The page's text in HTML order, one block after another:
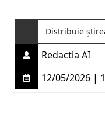
Distribuie
Redactia AI
12/05/2026 |